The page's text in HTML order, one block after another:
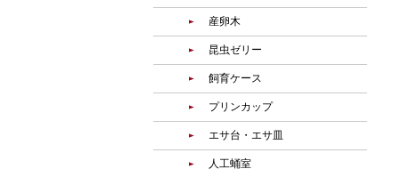
産卵木
昆虫ゼリー
飼育ケース
プリンカップ
エサ台・エサ皿
人工蛹室